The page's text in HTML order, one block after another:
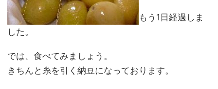
もう1日経過しま
した。
では、食べてみましょう。
きちんと糸を引く納豆になっております。